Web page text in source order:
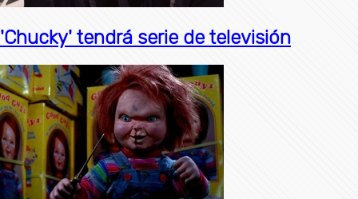
'Chucky' tendrá serie de televisión